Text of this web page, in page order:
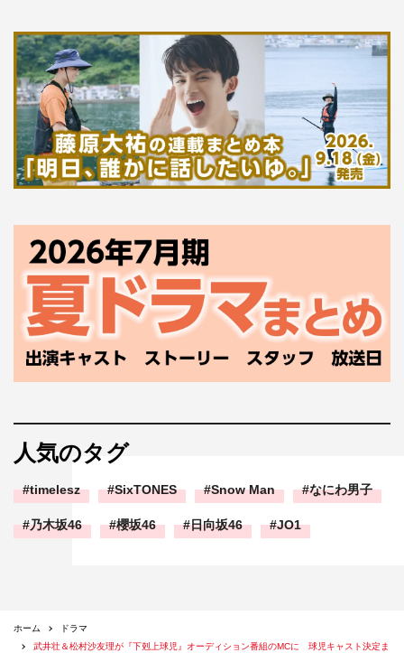
人気のタグ
timelesz SixTONES Snow Man なにわ男子
乃木坂46 櫻坂46 日向坂46 JO1
ホーム
ドラマ
武井壮＆松村沙友理が『下剋上球児』オーディション番組のMCに 球児キャスト決定ま